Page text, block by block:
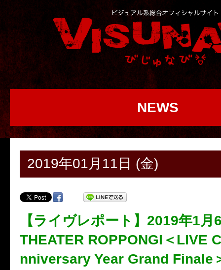
NEWS
2019年01月11日 (金)
【ライヴレポート】2019年1月
THEATER ROPPONGI＜LIVE
nniversary Year Grand Finale